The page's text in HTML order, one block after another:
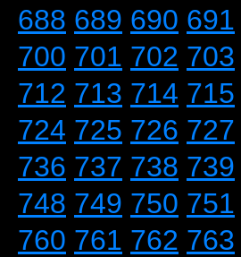
688 689 690 691
700 701 702 703
712 713 714 715
724 725 726 727
736 737 738 739
748 749 750 751
760 761 762 763